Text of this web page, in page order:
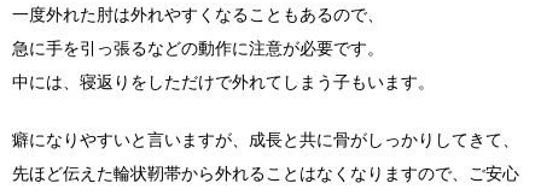
一度外れた肘は外れやすくなることもあるので、
急に手を引っ張るなどの動作に注意が必要です。
中には、寝返りをしただけで外れてしまう子もいます。
癖になりやすいと言いますが、成長と共に骨がしっかりしてきて、
先ほど伝えた輪状靭帯から外れることはなくなりますので、ご安心